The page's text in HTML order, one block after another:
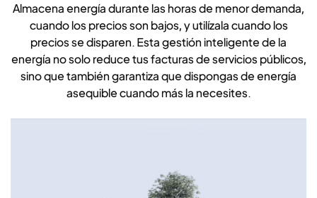
Almacena energía durante las horas de menor demanda,
cuando los precios son bajos, y utilízala cuando los
precios se disparen. Esta gestión inteligente de la
energía no solo reduce tus facturas de servicios públicos,
sino que también garantiza que dispongas de energía
asequible cuando más la necesites.